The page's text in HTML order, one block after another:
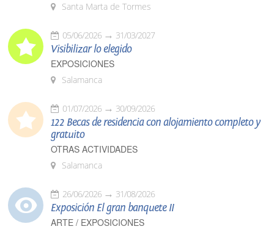
Santa Marta de Tormes
05/06/2026 31/03/2027
Visibilizar lo elegido
EXPOSICIONES
Salamanca
01/07/2026 30/09/2026
122 Becas de residencia con alojamiento completo y
gratuito
OTRAS ACTIVIDADES
Salamanca
26/06/2026 31/08/2026
Exposición El gran banquete II
ARTE / EXPOSICIONES